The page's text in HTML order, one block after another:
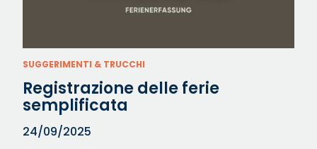
SUGGERIMENTI & TRUCCHI
Registrazione delle ferie
semplificata
24/09/2025